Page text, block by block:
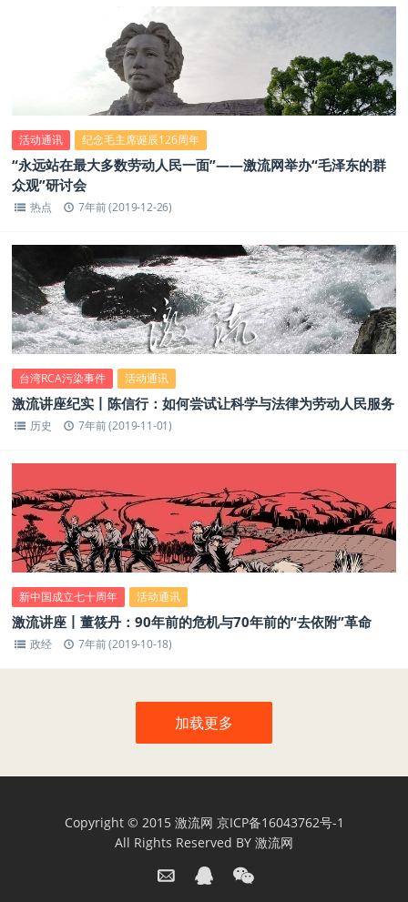
活动通讯 纪念毛主席诞辰126周年
“永远站在最大多数劳动人民一面”——激流网举办“毛泽东的群
众观”研讨会
热点 7年前 (2019-12-26)
台湾RCA污染事件 活动通讯
激流讲座纪实丨陈信行：如何尝试让科学与法律为劳动人民服务
历史 7年前 (2019-11-01)
新中国成立七十周年 活动通讯
激流讲座丨董筱丹：90年前的危机与70年前的“去依附”革命
政经 7年前 (2019-10-18)
加载更多
Copyright © 2015 激流网 京ICP备16043762号-1
All Rights Reserved BY 激流网